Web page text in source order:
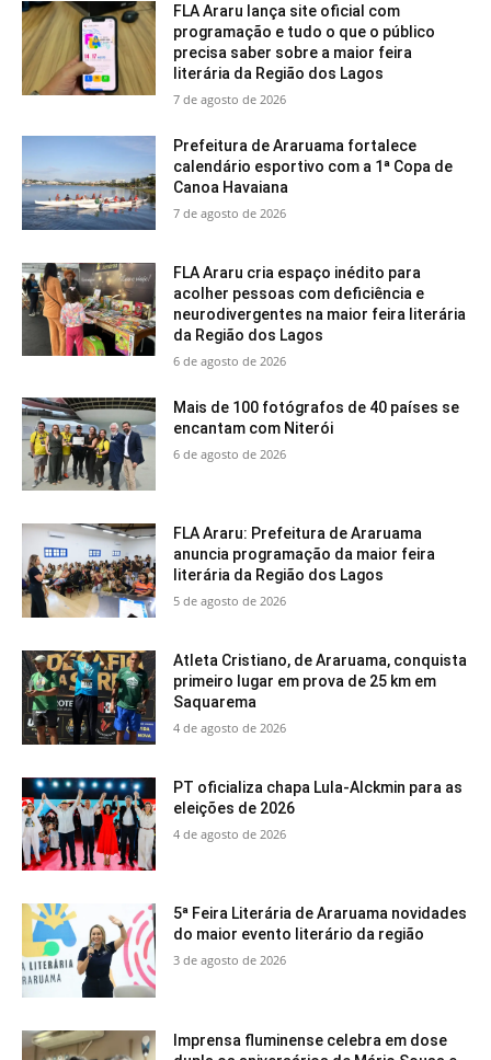
FLA Araru lança site oficial com
programação e tudo o que o público
precisa saber sobre a maior feira
literária da Região dos Lagos
7 de agosto de 2026
Prefeitura de Araruama fortalece
calendário esportivo com a 1ª Copa de
Canoa Havaiana
7 de agosto de 2026
FLA Araru cria espaço inédito para
acolher pessoas com deficiência e
neurodivergentes na maior feira literária
da Região dos Lagos
6 de agosto de 2026
Mais de 100 fotógrafos de 40 países se
encantam com Niterói
6 de agosto de 2026
FLA Araru: Prefeitura de Araruama
anuncia programação da maior feira
literária da Região dos Lagos
5 de agosto de 2026
Atleta Cristiano, de Araruama, conquista
primeiro lugar em prova de 25 km em
Saquarema
4 de agosto de 2026
PT oficializa chapa Lula-Alckmin para as
eleições de 2026
4 de agosto de 2026
5ª Feira Literária de Araruama novidades
do maior evento literário da região
3 de agosto de 2026
Imprensa fluminense celebra em dose